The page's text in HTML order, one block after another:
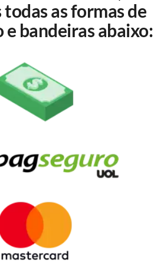
as formas de
e bandeiras abaixo: